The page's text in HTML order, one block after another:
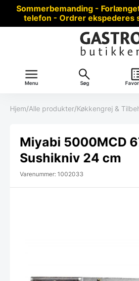
Sommerbemanding -
telefon - Ordrer ekspederes
Menu Søg
Hjem/Alle produkter/Køkkengrej &
Miyabi 5000MCD
Sushikniv 24 cm
Varenummer: 1002033